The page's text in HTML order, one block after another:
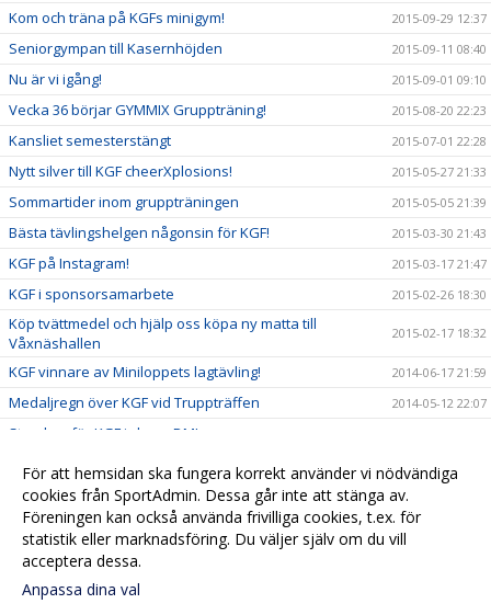
Kom och träna på KGFs minigym! 2015-09-29 12:37
Seniorgympan till Kasernhöjden 2015-09-11 08:40
Nu är vi igång! 2015-09-01 09:10
Vecka 36 börjar GYMMIX Gruppträning! 2015-08-20 22:23
Kansliet semesterstängt 2015-07-01 22:28
Nytt silver till KGF cheerXplosions! 2015-05-27 21:33
Sommartider inom gruppträningen 2015-05-05 21:39
Bästa tävlingshelgen någonsin för KGF! 2015-03-30 21:43
KGF på Instagram! 2015-03-17 21:47
KGF i sponsorsamarbete 2015-02-26 18:30
Köp tvättmedel och hjälp oss köpa ny matta till
Våxnäshallen
2015-02-17 18:32
KGF vinnare av Miniloppets lagtävling! 2014-06-17 21:59
Medaljregn över KGF vid Truppträffen 2014-05-12 22:07
Storslam för KGF i cheer-DM!
Nya framgångar för KGFs cheertjejer! 2014-03-17 22:02
Guld och silver till KGF mixtrupper! 2013-11-26 22:14
Må Bra-dagen en succé 2013-10-17 22:17
För att hemsidan ska fungera korrekt använder vi nödvändiga
cookies från SportAdmin. Dessa går inte att stänga av.
Föreningen kan också använda frivilliga cookies, t.ex. för
statistik eller marknadsföring. Du väljer själv om du vill
acceptera dessa.
Anpassa dina val